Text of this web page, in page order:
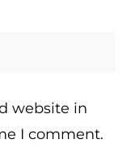
website in
I comment.